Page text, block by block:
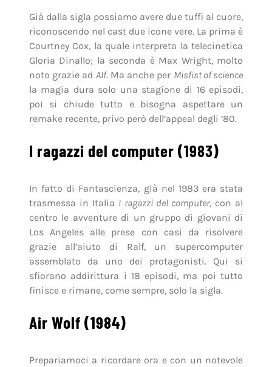
Già dalla sigla possiamo avere due tuffi al cuore,
riconoscendo nel cast due icone vere. La prima è
Courtney Cox, la quale interpreta la telecinetica
Gloria Dinallo; la seconda è Max Wright, molto
noto grazie ad Alf. Ma anche per Misfist of science
la magia dura solo una stagione di 16 episodi,
poi si chiude tutto e bisogna aspettare un
remake recente, privo però dell’appeal degli ’80.
I ragazzi del computer (1983)
In fatto di Fantascienza, già nel 1983 era stata
trasmessa in Italia I ragazzi del computer, con al
centro le avventure di un gruppo di giovani di
Los Angeles alle prese con casi da risolvere
grazie all’aiuto di Ralf, un supercomputer
assemblato da uno dei protagonisti. Qui si
sfiorano addirittura i 18 episodi, ma poi tutto
finisce e rimane, come sempre, solo la sigla.
Air Wolf (1984)
Prepariamoci a ricordare ora e con un notevole